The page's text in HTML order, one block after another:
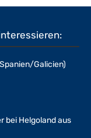
Galicien)
bei Helgoland aus